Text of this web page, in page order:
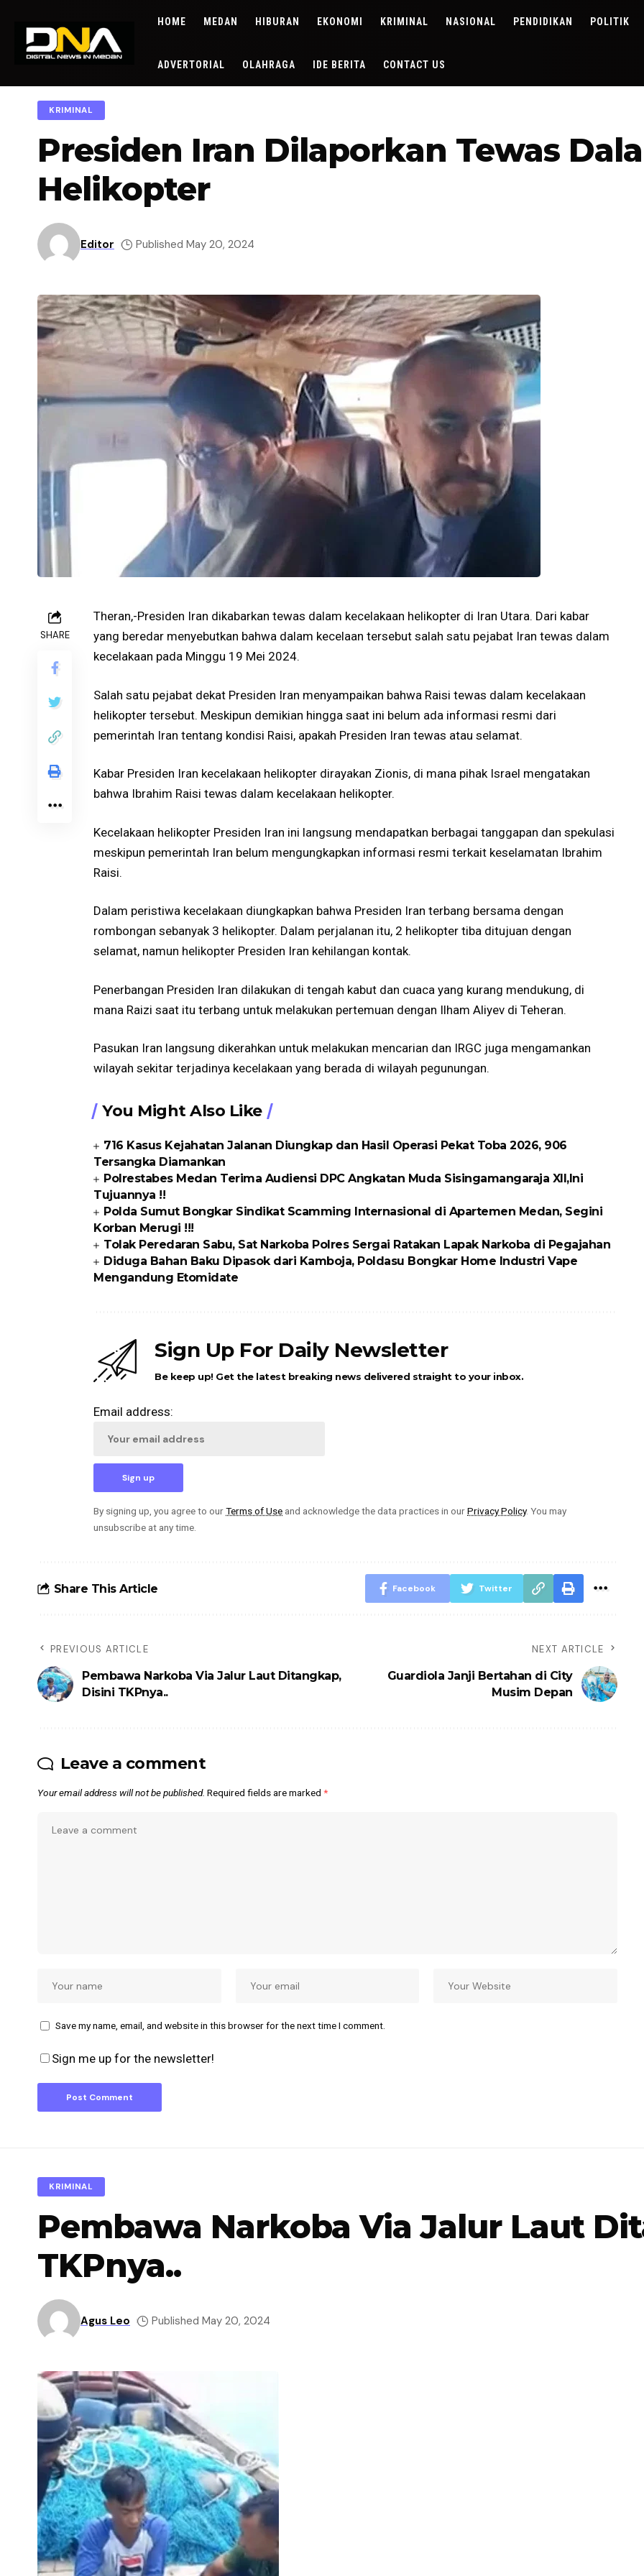
HOME MEDAN HIBURAN EKONOMI KRIMINAL NASIONAL PENDIDIKAN POLITIK
ADVERTORIAL OLAHRAGA IDE BERITA CONTACT US
KRIMINAL
Presiden Iran Dilaporkan Tewas
Helikopter
Editor Published May 20, 2024
SHARE
Theran,-Presiden Iran dikabarkan tewas dalam kecelakaan helikopter di Iran Utara. Dari kabar
yang beredar menyebutkan bahwa dalam kecelaan tersebut salah satu pejabat Iran tewas dalam
kecelakaan pada Minggu 19 Mei 2024.
Salah satu pejabat dekat Presiden Iran menyampaikan bahwa Raisi tewas dalam kecelakaan
helikopter tersebut. Meskipun demikian hingga saat ini belum ada informasi resmi dari
pemerintah Iran tentang kondisi Raisi, apakah Presiden Iran tewas atau selamat.
Kabar Presiden Iran kecelakaan helikopter dirayakan Zionis, di mana pihak Israel mengatakan
bahwa Ibrahim Raisi tewas dalam kecelakaan helikopter.
Kecelakaan helikopter Presiden Iran ini langsung mendapatkan berbagai tanggapan dan spekulasi
meskipun pemerintah Iran belum mengungkapkan informasi resmi terkait keselamatan Ibrahim
Raisi.
Dalam peristiwa kecelakaan diungkapkan bahwa Presiden Iran terbang bersama dengan
rombongan sebanyak 3 helikopter. Dalam perjalanan itu, 2 helikopter tiba ditujuan dengan
selamat, namun helikopter Presiden Iran kehilangan kontak.
Penerbangan Presiden Iran dilakukan di tengah kabut dan cuaca yang kurang mendukung, di
mana Raizi saat itu terbang untuk melakukan pertemuan dengan Ilham Aliyev di Teheran.
Pasukan Iran langsung dikerahkan untuk melakukan mencarian dan IRGC juga mengamankan
wilayah sekitar terjadinya kecelakaan yang berada di wilayah pegunungan.
You Might Also Like
716 Kasus Kejahatan Jalanan Diungkap dan Hasil Operasi Pekat Toba 2026, 906
Tersangka Diamankan
Polrestabes Medan Terima Audiensi DPC Angkatan Muda Sisingamangaraja XII,Ini
Tujuannya !!
Polda Sumut Bongkar Sindikat Scamming Internasional di Apartemen Medan, Segini
Korban Merugi !!!
Tolak Peredaran Sabu, Sat Narkoba Polres Sergai Ratakan Lapak Narkoba di Pegajahan
Diduga Bahan Baku Dipasok dari Kamboja, Poldasu Bongkar Home Industri Vape
Mengandung Etomidate
Sign Up For Daily Newsletter
Be keep up! Get the latest breaking news delivered straight to your inbox.
Email address:
By signing up, you agree to ourTerms of Use and acknowledge the data practices in ourPrivacy Policy. You may
unsubscribe at any time.
Share This Article Facebook Twitter
PREVIOUS ARTICLE
Pembawa Narkoba Via Jalur Laut Ditangkap,
Disini TKPnya..
NEXT ARTICLE
Guardiola Janji Bertahan di City
Musim Depan
Leave a comment
Your email address will not be published. Required fields are marked *
Save my name, email, and website in this browser for the next time I comment.
Sign me up for the newsletter!
KRIMINAL
Pembawa Narkoba Via Jalur Laut
TKPnya..
Agus Leo Published May 20, 2024